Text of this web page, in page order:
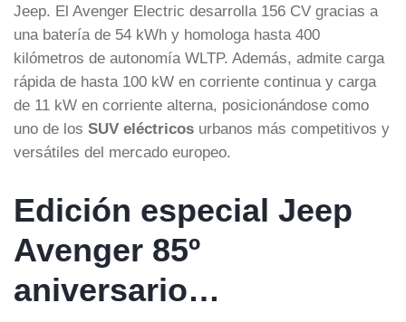
Jeep. El Avenger Electric desarrolla 156 CV gracias a
una batería de 54 kWh y homologa hasta 400
kilómetros de autonomía WLTP. Además, admite carga
rápida de hasta 100 kW en corriente continua y carga
de 11 kW en corriente alterna, posicionándose como
uno de los SUV eléctricos urbanos más competitivos y
versátiles del mercado europeo.
Edición especial Jeep
Avenger 85º
aniversario…